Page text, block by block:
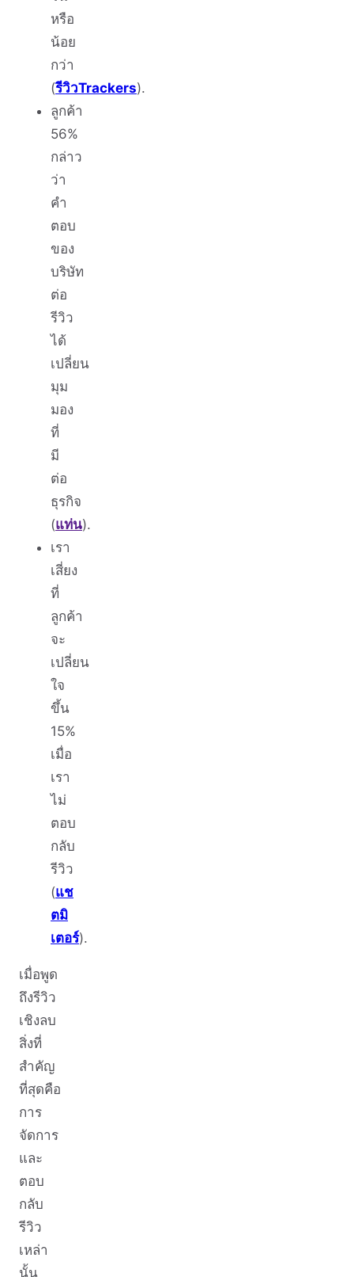
หรือ
น้อย
กว่า
(รีวิวTrackers).
ลูกค้า
56%
กล่าว
ว่า
คำ
ตอบ
ของ
บริษัท
ต่อ
รีวิว
ได้
เปลี่ยน
มุม
มอง
ที่
มี
ต่อ
ธุรกิจ
(แท่น).
เรา
เสี่ยง
ที่
ลูกค้า
จะ
เปลี่ยน
ใจ
ขึ้น
15%
เมื่อ
เรา
ไม่
ตอบ
กลับ
รีวิว
(แช
ตมิ
เตอร์).
เมื่อพูด
ถึงรีวิว
เชิงลบ
สิ่งที่
สำคัญ
ที่สุดคือ
การ
จัดการ
และ
ตอบ
กลับ
รีวิว
เหล่า
นั้น